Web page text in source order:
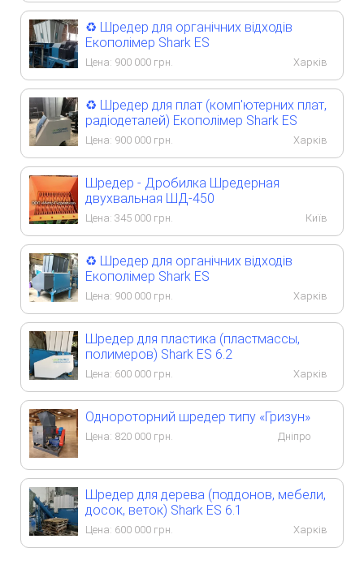
♻️ Шредер для органічних відходів
Екополімер Shark ES
Цена: 900 000 грн. Харків
♻️ Шредер для плат (комп'ютерних плат,
радіодеталей) Екополімер Shark ES
Цена: 900 000 грн. Харків
Шредер - Дробилка Шредерная
двухвальная ШД-450
Цена: 345 000 грн. Київ
♻️ Шредер для органічних відходів
Екополімер Shark ES
Цена: 900 000 грн. Харків
Шредер для пластика (пластмассы,
полимеров) Shark ES 6.2
Цена: 600 000 грн. Харків
Однороторний шредер типу «Гризун»
Цена: 820 000 грн. Дніпро
Шредер для дерева (поддонов, мебели,
досок, веток) Shark ES 6.1
Цена: 600 000 грн. Харків